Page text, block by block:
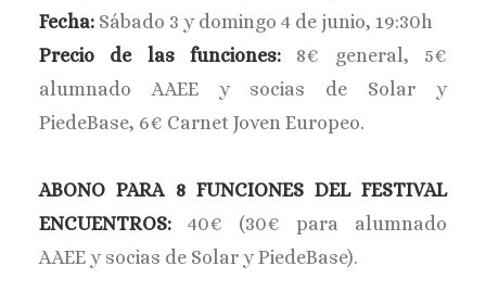
Fecha: Sábado 3 y domingo 4 de junio, 19:30h
Precio de las funciones: 8€ general, 5€
alumnado AAEE y socias de Solar y
PiedeBase, 6€ Carnet Joven Europeo.
ABONO PARA 8 FUNCIONES DEL FESTIVAL
ENCUENTROS: 40€ (30€ para alumnado
AAEE y socias de Solar y PiedeBase).